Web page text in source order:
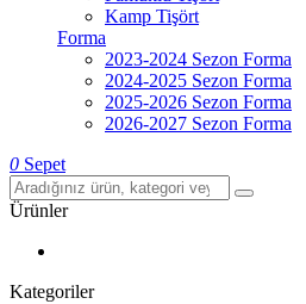
Kamp Tişört
Forma
2023-2024 Sezon Forma
2024-2025 Sezon Forma
2025-2026 Sezon Forma
2026-2027 Sezon Forma
0 Sepet
Ürünler
Kategoriler